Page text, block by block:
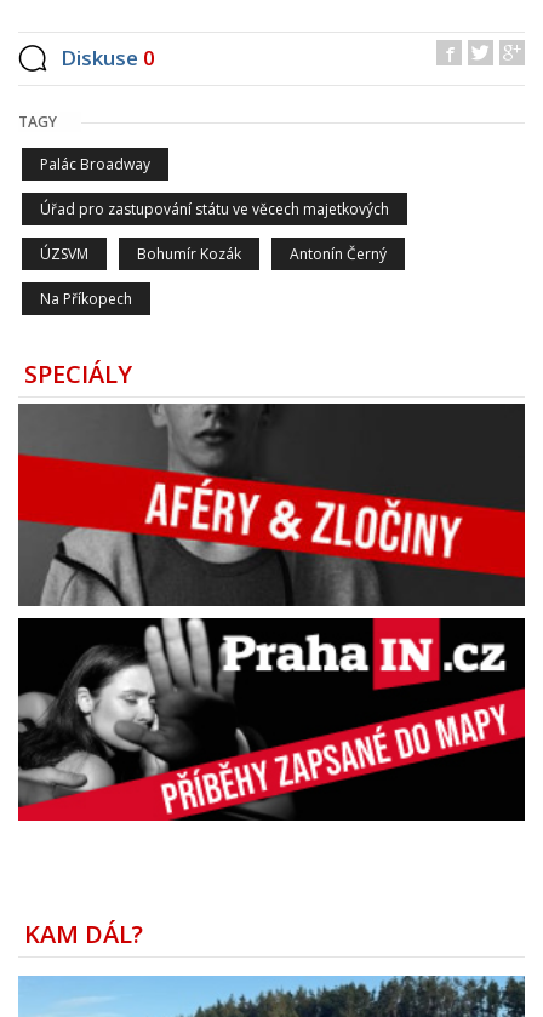
Diskuse 0
TAGY
Palác Broadway
Úřad pro zastupování státu ve věcech majetkových
ÚZSVM Bohumír Kozák Antonín Černý
Na Příkopech
SPECIÁLY
KAM DÁL?